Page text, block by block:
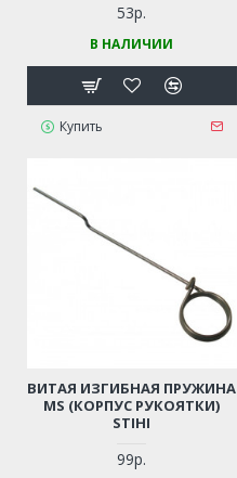
53р.
В НАЛИЧИИ
Купить
ВИТАЯ ИЗГИБНАЯ ПРУЖИНА
MS (КОРПУС РУКОЯТКИ)
STIHI
99р.